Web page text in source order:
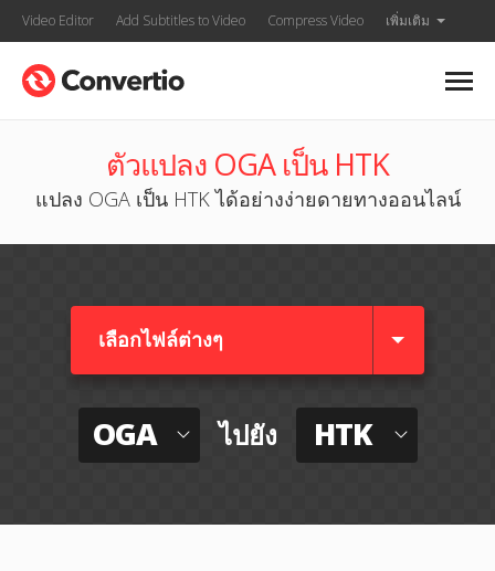
Video Editor Add Subtitles to Video Compress Video เพิ่มเติม
ตัวแปลง OGA เป็น HTK
แปลง OGA เป็น HTK ได้อย่างง่ายดายทางออนไลน์
เลือกไฟล์ต่างๆ​
OGA ไปยัง HTK